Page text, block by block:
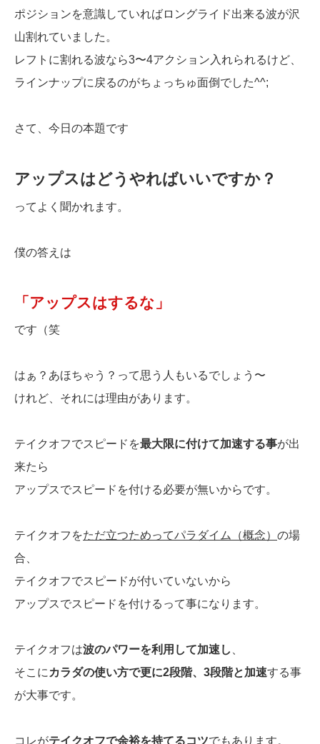
ポジションを意識していればロングライド出来る波が沢
山割れていました。
レフトに割れる波なら3〜4アクション入れられるけど、
ラインナップに戻るのがちょっちゅ面倒でした^^;
さて、今日の本題です
アップスはどうやればいいですか？
ってよく聞かれます。
僕の答えは
「アップスはするな」
です（笑
はぁ？あほちゃう？って思う人もいるでしょう〜
けれど、それには理由があります。
テイクオフでスピードを最大限に付けて加速する事が出
来たら
アップスでスピードを付ける必要が無いからです。
テイクオフをただ立つためってパラダイム（概念） の場
合、
テイクオフでスピードが付いていないから
アップスでスピードを付けるって事になります。
テイクオフは波のパワーを利用して加速し
そこに カラダの使い方で更に2段階、3段階と加速する事
が大事です。
コレがテイクオフで余裕を持てるコツでもあります。